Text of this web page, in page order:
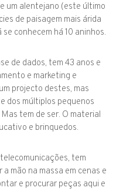
um alentejano (este último
de paisagem mais árida
conhecem há 10 aninhos.
de dados, tem 43 anos e
e marketing e
projecto destes, mas
dos múltiplos pequenos
tem de ser. O material
e brinquedos.
tem
mão na massa em cenas e
e procurar peças aqui e